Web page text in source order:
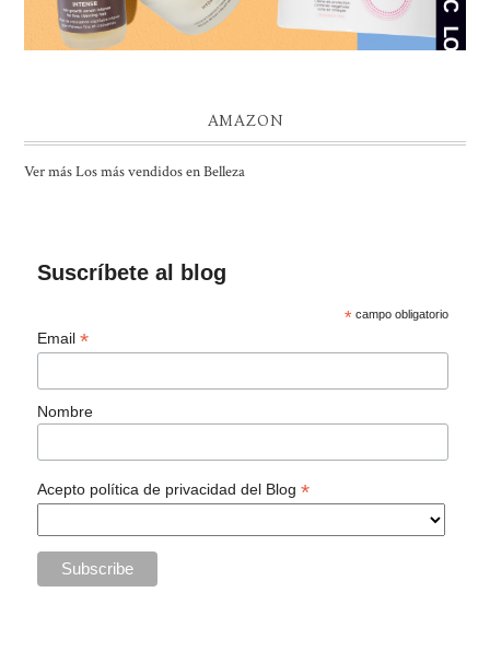
AMAZON
Ver más Los más vendidos en Belleza
Suscríbete al blog
* campo obligatorio
Email*
Nombre
Acepto política de privacidad del Blog*